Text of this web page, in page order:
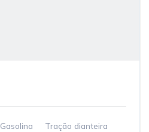
Gasolina Tração dianteira